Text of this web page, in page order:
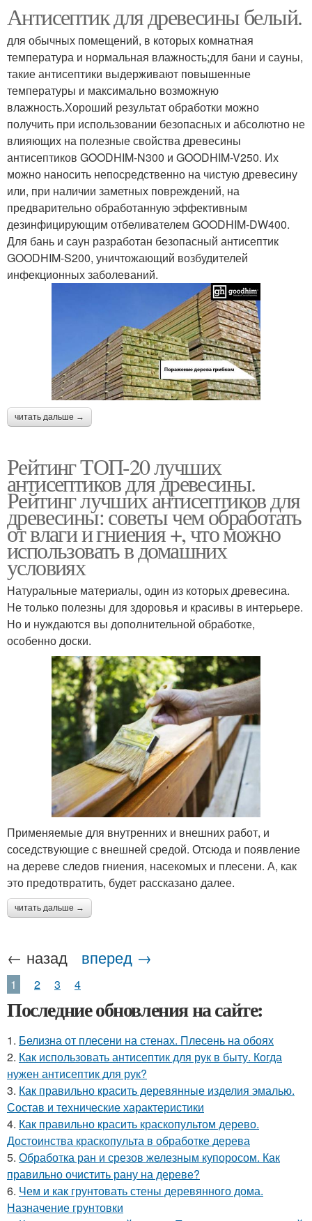
Антисептик для древесины белый.
для обычных помещений, в которых комнатная
температура и нормальная влажность;для бани и сауны,
такие антисептики выдерживают повышенные
температуры и максимально возможную
влажность.Хороший результат обработки можно
получить при использовании безопасных и абсолютно не
влияющих на полезные свойства древесины
антисептиков GOODHIM-N300 и GOODHIM-V250. Их
можно наносить непосредственно на чистую древесину
или, при наличии заметных повреждений, на
предварительно обработанную эффективным
дезинфицирующим отбеливателем GOODHIM-DW400.
Для бань и саун разработан безопасный антисептик
GOODHIM-S200, уничтожающий возбудителей
инфекционных заболеваний.
читать дальше →
Рейтинг ТОП-20 лучших
антисептиков для древесины.
Рейтинг лучших антисептиков для
древесины: советы чем обработать
от влаги и гниения +, что можно
использовать в домашних
условиях
Натуральные материалы, один из которых древесина.
Не только полезны для здоровья и красивы в интерьере.
Но и нуждаются вы дополнительной обработке,
особенно доски.
Применяемые для внутренних и внешних работ, и
соседствующие с внешней средой. Отсюда и появление
на дереве следов гниения, насекомых и плесени. А, как
это предотвратить, будет рассказано далее.
читать дальше →
← назад вперед →
1 2 3 4
Последние обновления на сайте:
1. Белизна от плесени на стенах. Плесень на обоях
2. Как использовать антисептик для рук в быту. Когда
нужен антисептик для рук?
3. Как правильно красить деревянные изделия эмалью.
Состав и технические характеристики
4. Как правильно красить краскопультом дерево.
Достоинства краскопульта в обработке дерева
5. Обработка ран и срезов железным купоросом. Как
правильно очистить рану на дереве?
6. Чем и как грунтовать стены деревянного дома.
Назначение грунтовки